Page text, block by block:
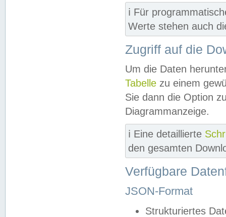
ℹ️ Für
Werte stehen auch
Zugriff auf die
Um die Daten
Tabelle zu einem
Sie dann die Option
Diagrammanzeige.
ℹ️ Eine detaillierte
den gesamten
Verfügbare
JSON-Format
Strukturiertes